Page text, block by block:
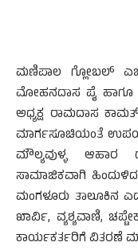
ಮಣಿಪಾಲ ಗ್ಲೋಬಲ್
ಮೋಹನದಾಸ ಪೈ ಹಾಗೂ
ಅಧ್ಯಕ್ಷ ರಾಮದಾಸ
ಮಾರ್ಗಸೂಚಿಯಂತೆ
ಮೌಲ್ಯವುಳ್ಳ ಆಹಾರ
ಸಾಮಾಜಿಕವಾಗಿ
ಮಂಗಳೂರು ತಾಲೂಕಿನ
ಖಾರ್ವಿ, ವ್ಯಶ್ಯವಾಣಿ,
ಕಾರ್ಯಕರ್ತರಿಗೆ ವಿತರಣೆ